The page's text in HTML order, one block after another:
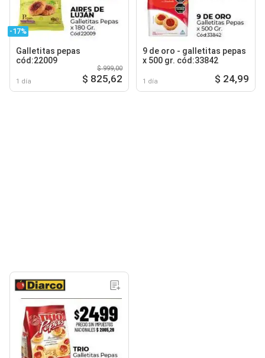
-17%
Galletitas pepas
cód:22009
1 día
$ 999,00
$ 825,62
9 de oro - galletitas pepas
x 500 gr. cód:33842
1 día $ 24,99